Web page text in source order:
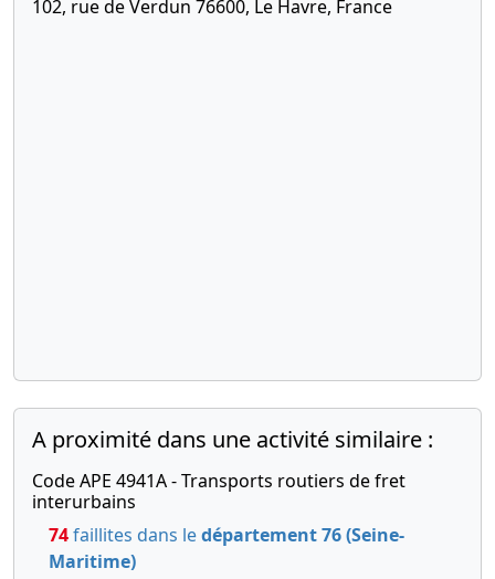
102, rue de Verdun 76600, Le Havre, France
A proximité dans une activité similaire :
Code APE 4941A - Transports routiers de fret
interurbains
74faillites dans ledépartement 76 (Seine-
Maritime)